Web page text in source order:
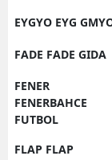
EYGYO EYG
FADE FADE GIDA
FENER
FENERBAHCE
FUTBOL
FLAP FLAP